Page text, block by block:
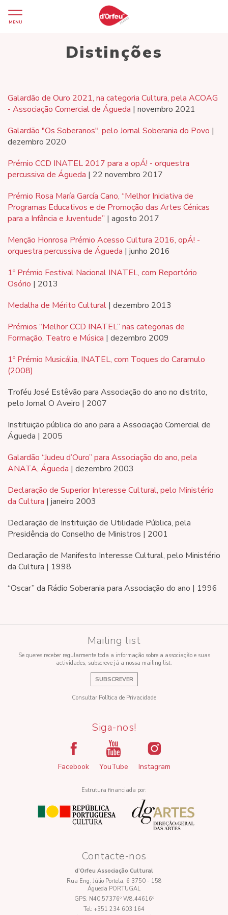
MENU
Distinções
Galardão de Ouro 2021, na categoria Cultura, pela ACOAG
- Associação Comercial de Águeda | novembro 2021
Galardão "Os Soberanos", pelo Jornal Soberania do Povo |
dezembro 2020
Prémio CCD INATEL 2017 para a opÁ! - orquestra
percussiva de Águeda | 22 novembro 2017
Prémio Rosa María García Cano, “Melhor Iniciativa de
Programas Educativos e de Promoção das Artes Cénicas
para a Infância e Juventude” | agosto 2017
Menção Honrosa Prémio Acesso Cultura 2016, opÁ! -
orquestra percussiva de Águeda | junho 2016
1º Prémio Festival Nacional INATEL, com Reportório
Osório | 2013
Medalha de Mérito Cultural | dezembro 2013
Prémios “Melhor CCD INATEL” nas categorias de
Formação, Teatro e Música | dezembro 2009
1º Prémio Musicália, INATEL, com Toques do Caramulo
(2008)
Troféu José Estêvão para Associação do ano no distrito,
pelo Jornal O Aveiro | 2007
Instituição pública do ano para a Associação Comercial de
Águeda | 2005
Galardão “Judeu d’Ouro” para Associação do ano, pela
ANATA, Águeda | dezembro 2003
Declaração de Superior Interesse Cultural, pelo Ministério
da Cultura | janeiro 2003
Declaração de Instituição de Utilidade Pública, pela
Presidência do Conselho de Ministros | 2001
Declaração de Manifesto Interesse Cultural, pelo Ministério
da Cultura | 1998
“Oscar” da Rádio Soberania para Associação do ano | 1996
Mailing list
Se queres receber regularmente toda a informação sobre a associação e suas
actividades, subscreve já a nossa mailing list.
SUBSCREVER
Consultar Política de Privacidade
Siga-nos!
Facebook YouTube Instagram
Estrutura financiada por:
Contacte-nos
d’Orfeu Associação Cultural
Rua Eng. Júlio Portela, 6 3750 - 158
Águeda PORTUGAL
GPS: N40.57376º W8.44616º
Tel: +351 234 603 164